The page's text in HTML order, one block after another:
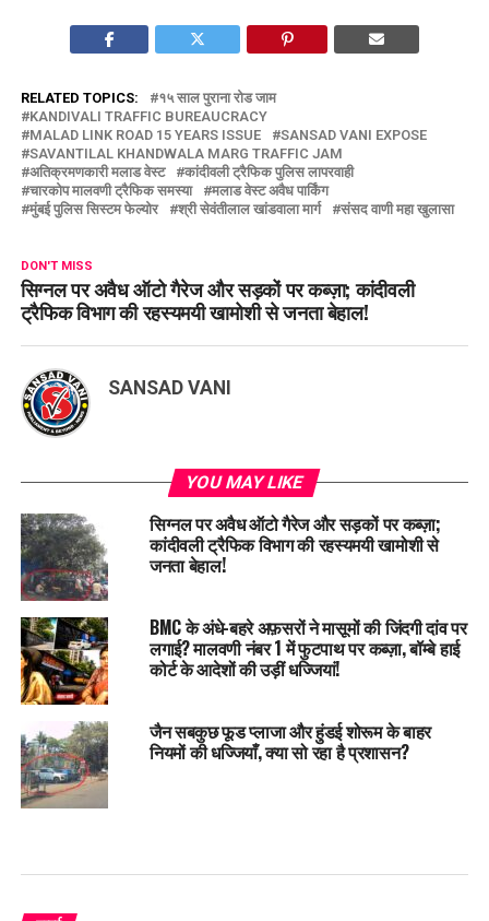
RELATED TOPICS:
१५ साल पुराना रोड जाम
KANDIVALI TRAFFIC BUREAUCRACY
MALAD LINK ROAD 15 YEARS ISSUE
SANSAD VANI EXPOSE
SAVANTILAL KHANDWALA MARG TRAFFIC JAM
अतिक्रमणकारी मलाड वेस्ट
कांदीवली ट्रैफिक पुलिस लापरवाही
चारकोप मालवणी ट्रैफिक समस्या
मलाड वेस्ट अवैध पार्किंग
मुंबई पुलिस सिस्टम फेल्योर
श्री सेवंतीलाल खांडवाला मार्ग संसद वाणी महा खुलासा
DON'T MISS
सिग्नल पर अवैध ऑटो गैरेज और सड़कों पर कब्ज़ा; कांदीवली
ट्रैफिक विभाग की रहस्यमयी खामोशी से जनता बेहाल!
SANSAD VANI
YOU MAY LIKE
सिग्नल पर अवैध ऑटो गैरेज और सड़कों पर कब्ज़ा;
कांदीवली ट्रैफिक विभाग की रहस्यमयी खामोशी से
जनता बेहाल!
BMC के अंधे-बहरे अफ़सरों ने मासूमों की जिंदगी दांव पर
लगाई? मालवणी नंबर 1 में फुटपाथ पर कब्ज़ा, बॉम्बे हाई
कोर्ट के आदेशों की उड़ीं धज्जियां!
जैन सबकुछ फूड प्लाजा और हुंडई शोरूम के बाहर
नियमों की धज्जियाँ, क्या सो रहा है प्रशासन?